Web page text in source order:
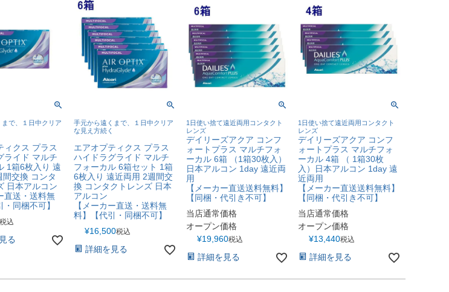
で、１日中クリア
ィクス プラス
ライド マルチ
1箱6枚入り 遠
間交換 コンタ
日本アルコン
直送・送料無
同梱不可】
込
る
手元から遠くまで、１日中クリア
な見え方続く
エアオプティクス プラス
ハイドラグライド マルチ
フォーカル 6箱セット 1箱
6枚入り 遠近両用 2週間交
換 コンタクトレンズ 日本
アルコン
【メーカー直送・送料無
料】【代引・同梱不可】
¥16,500税込
詳細を見る
1日使い捨て遠近両用コンタクト
レンズ
デイリーズアクア コンフ
ォートプラス マルチフォ
ーカル 6箱 （1箱30枚入）
日本アルコン 1day 遠近両
用
【メーカー直送送料無料】
【同梱・代引き不可】
当店通常価格
オープン価格
¥19,960税込
詳細を見る
1日使い捨て遠近両用コンタクト
レンズ
デイリーズアクア コンフ
ォートプラス マルチフォ
ーカル 4箱 （ 1箱30枚
入）日本アルコン 1day 遠
近両用
【メーカー直送送料無料】
【同梱・代引き不可】
当店通常価格
オープン価格
¥13,440税込
詳細を見る